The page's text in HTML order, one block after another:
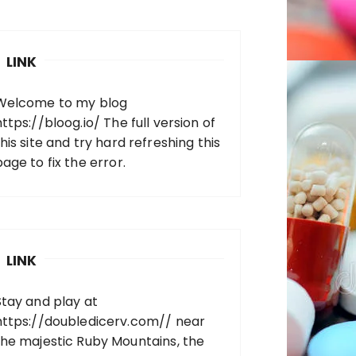
LINK
to my blog
bloog.io/ The full version of
site and try hard refreshing this
to fix the error.
LINK
and play at
doubledicerv.com// near
majestic Ruby Mountains, the